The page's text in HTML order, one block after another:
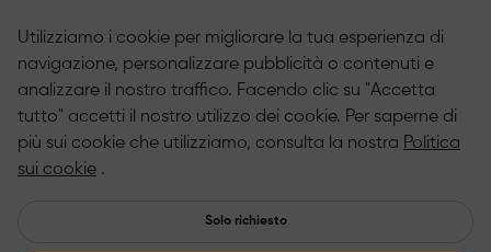
Utilizziamo i cookie per migliorare la tua esperienza di
navigazione, personalizzare pubblicità o contenuti e
analizzare il nostro traffico. Facendo clic su "Accetta
tutto" accetti il nostro utilizzo dei cookie. Per saperne di
più sui cookie che utilizziamo, consulta la nostra Politica
sui cookie .
Solo richiesto